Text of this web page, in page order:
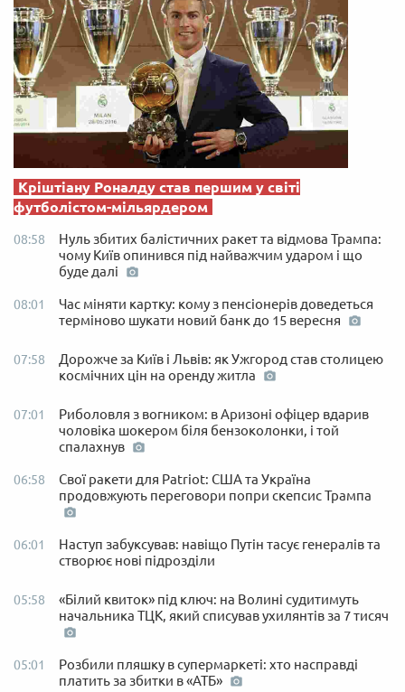
Кріштіану Роналду став першим у світі
футболістом-мільярдером
08:58
Нуль збитих балістичних ракет та відмова Трампа:
чому Київ опинився під найважчим ударом і що
буде далі
08:01
Час міняти картку: кому з пенсіонерів доведеться
терміново шукати новий банк до 15 вересня
07:58
Дорожче за Київ і Львів: як Ужгород став столицею
космічних цін на оренду житла
07:01
Риболовля з вогником: в Аризоні офіцер вдарив
чоловіка шокером біля бензоколонки, і той
спалахнув
06:58
Свої ракети для Patriot: США та Україна
продовжують переговори попри скепсис Трампа
06:01
Наступ забуксував: навіщо Путін тасує генералів та
створює нові підрозділи
05:58
«Білий квиток» під ключ: на Волині судитимуть
начальника ТЦК, який списував ухилянтів за 7 тисяч
05:01
Розбили пляшку в супермаркеті: хто насправді
платить за збитки в «АТБ»